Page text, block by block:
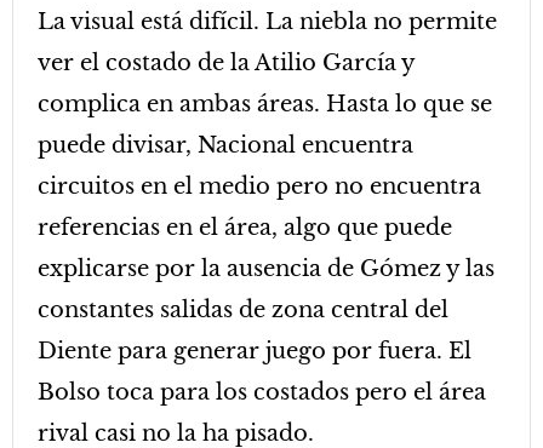
La visual está difícil. La niebla no permite
ver el costado de la Atilio García y
complica en ambas áreas. Hasta lo que se
puede divisar, Nacional encuentra
circuitos en el medio pero no encuentra
referencias en el área, algo que puede
explicarse por la ausencia de Gómez y las
constantes salidas de zona central del
Diente para generar juego por fuera. El
Bolso toca para los costados pero el área
rival casi no la ha pisado.